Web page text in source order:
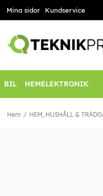
Mina sidor Kundservice
BIL HEMELEKTRONIK
Hem HEM, HUSHÅLL &